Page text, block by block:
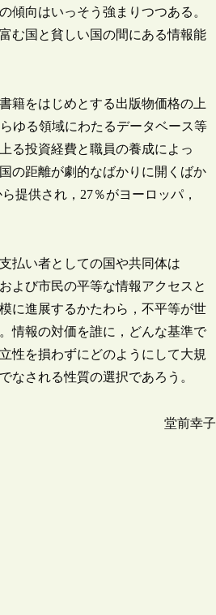
傾向はいっそう強まりつつある。
む国と貧しい国の間にある情報能
籍をはじめとする出版物価格の上
ゆる領域にわたるデータベース等
る投資経費と職員の養成によっ
の距離が劇的なばかりに開くばか
提供され，27％がヨーロッパ，
払い者としての国や共同体は
よび市民の平等な情報アクセスと
に進展するかたわら，不平等が世
情報の対価を誰に，どんな基準で
性を損わずにどのようにして大規
なされる性質の選択であろう。
堂前幸子